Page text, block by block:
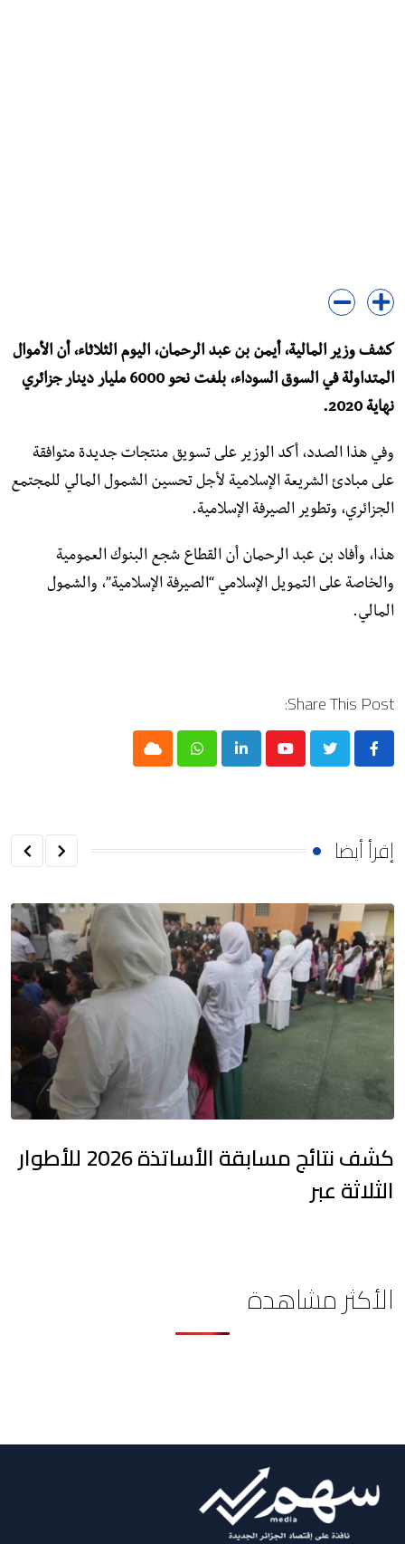
كشف وزير المالية، أيمن بن عبد الرحمان، اليوم الثلاثاء، أن الأموال
المتداولة في السوق السوداء، بلغت نحو 6000 مليار دينار جزائري
نهاية 2020.
وفي هذا الصدد، أكد الوزير على تسويق منتجات جديدة متوافقة
على مبادئ الشريعة الإسلامية لأجل تحسين الشمول المالي للمجتمع
الجزائري، وتطوير الصيرفة الإسلامية.
هذا، وأفاد بن عبد الرحمان أن القطاع شجع البنوك العمومية
والخاصة على التمويل الإسلامي “الصيرفة الإسلامية”، والشمول
المالي.
Share This Post:
Youtube
LinkedIn
Whatsapp
Cloud
إقرأ أيضا
كشف نتائج مسابقة الأساتذة 2026 للأطوار
الثلاثة عبر
الأكثر مشاهدة